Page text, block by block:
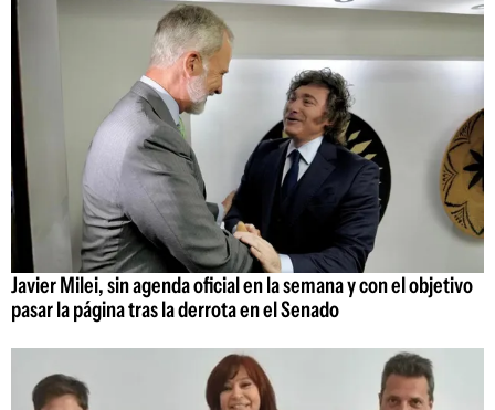
Javier Milei, sin agenda oficial en la semana y con el objetivo
pasar la página tras la derrota en el Senado